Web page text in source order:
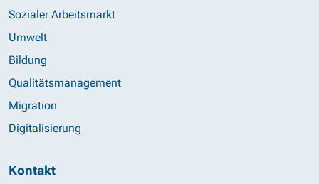
Sozialer Arbeitsmarkt
Umwelt
Bildung
Qualitätsmanagement
Migration
Digitalisierung
Kontakt